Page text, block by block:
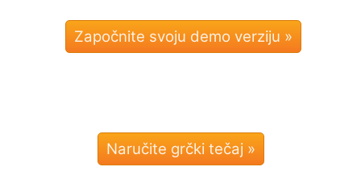
Naručite grčki tečaj »